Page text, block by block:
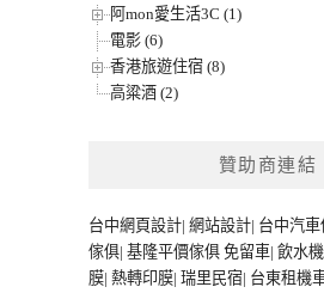
阿mon愛生活3C (1)
電影 (6)
香港旅遊住宿 (8)
高粱酒 (2)
贊助商連結
台中網頁設計| 網站設計| 台中汽車
傢俱| 基隆平價傢俱 免留車| 飲水機
膜| 熱轉印膜| 瑞里民宿| 台東租機